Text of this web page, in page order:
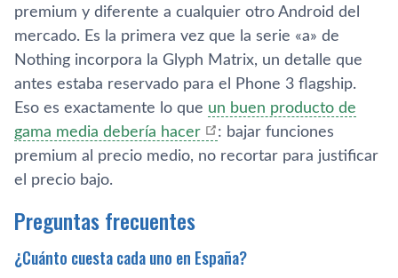
premium y diferente a cualquier otro Android del
mercado. Es la primera vez que la serie «a» de
Nothing incorpora la Glyph Matrix, un detalle que
antes estaba reservado para el Phone 3 flagship.
Eso es exactamente lo que un buen producto de
gama media debería hacer
: bajar funciones
premium al precio medio, no recortar para justificar
el precio bajo.
Preguntas frecuentes
¿Cuánto cuesta cada uno en España?